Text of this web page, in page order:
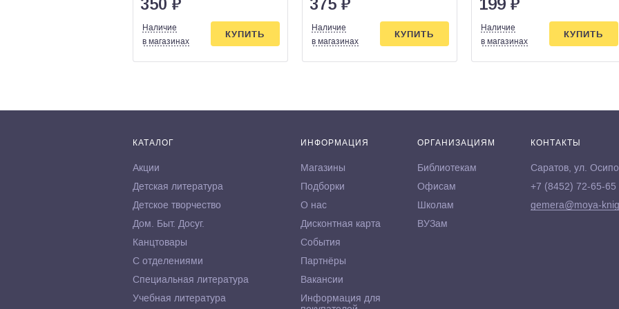
350 ₽
Наличие
в магазинах
КУПИТЬ
375 ₽
Наличие
в магазинах
КУПИТЬ
199 ₽
Наличие
в магазинах
КУПИТЬ
КАТАЛОГ
Акции
Детская литература
Детское творчество
Дом. Быт. Досуг.
Канцтовары
С отделениями
Специальная литература
Учебная литература
ИНФОРМАЦИЯ
Магазины
Подборки
О нас
Дисконтная карта
События
Партнёры
Вакансии
Информация для
ОРГАНИЗАЦИЯМ
Библиотекам
Офисам
Школам
ВУЗам
КОНТАКТЫ
Саратов, ул.
+7 (8452) 72-65-65
gemera@moya-